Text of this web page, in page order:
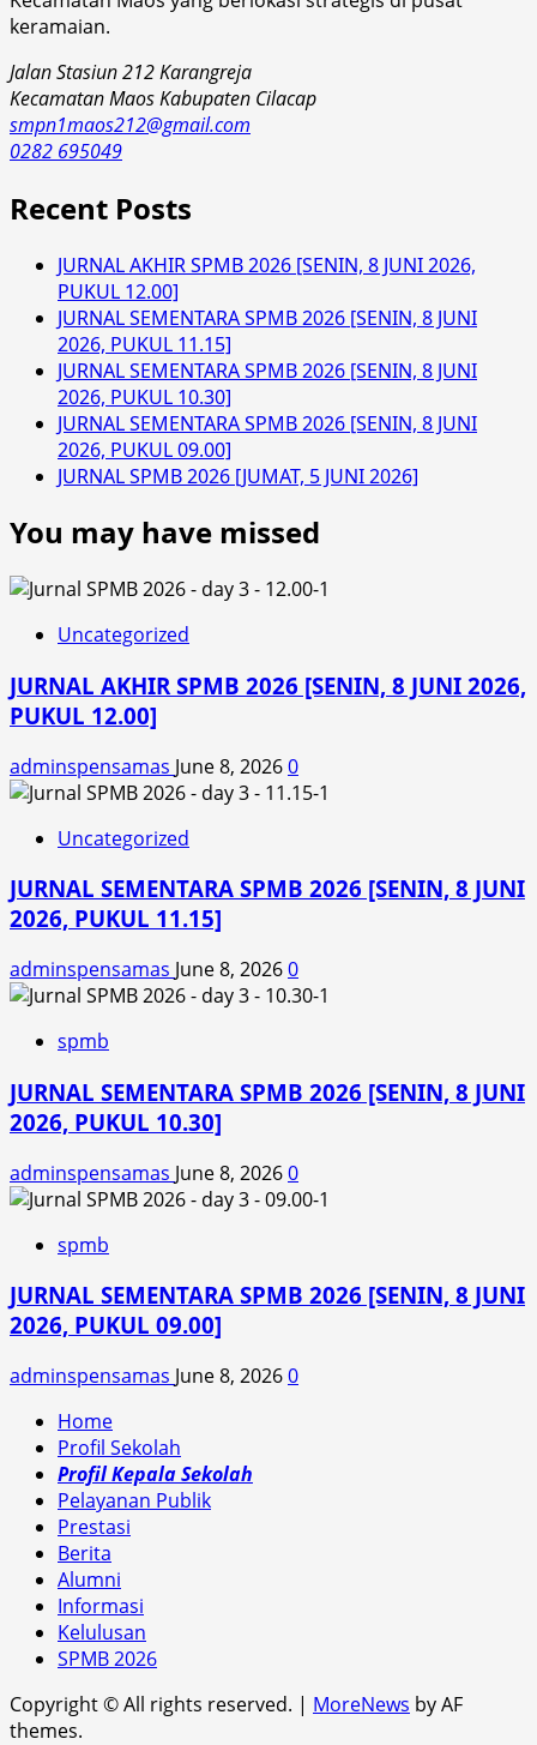
keramaian.
Jalan Stasiun 212 Karangreja
Kecamatan Maos Kabupaten Cilacap
smpn1maos212@gmail.com
0282 695049
Recent Posts
JURNAL AKHIR SPMB 2026 [SENIN, 8 JUNI 2026,
PUKUL 12.00]
JURNAL SEMENTARA SPMB 2026 [SENIN, 8 JUNI
2026, PUKUL 11.15]
JURNAL SEMENTARA SPMB 2026 [SENIN, 8 JUNI
2026, PUKUL 10.30]
JURNAL SEMENTARA SPMB 2026 [SENIN, 8 JUNI
2026, PUKUL 09.00]
JURNAL SPMB 2026 [JUMAT, 5 JUNI 2026]
You may have missed
Uncategorized
JURNAL AKHIR SPMB 2026 [SENIN, 8 JUNI 2026,
PUKUL 12.00]
adminspensamas June 8, 20260
Uncategorized
JURNAL SEMENTARA SPMB 2026 [SENIN, 8 JUNI
2026, PUKUL 11.15]
adminspensamas June 8, 20260
spmb
JURNAL SEMENTARA SPMB 2026 [SENIN, 8 JUNI
2026, PUKUL 10.30]
adminspensamas June 8, 20260
spmb
JURNAL SEMENTARA SPMB 2026 [SENIN, 8 JUNI
2026, PUKUL 09.00]
adminspensamas June 8, 20260
Home
Profil Sekolah
Profil Kepala Sekolah
Pelayanan Publik
Prestasi
Berita
Alumni
Informasi
Kelulusan
SPMB 2026
Copyright © All rights reserved. | MoreNews by AF
themes.